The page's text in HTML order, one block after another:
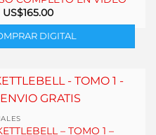
El
precio
era:
US$330.00.
US$165.00El
actual
es:
US$165.00.
DIGITAL
– TOMO 1 –